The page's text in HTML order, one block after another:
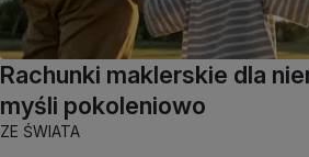
Rachunki maklerskie dla
myśli pokoleniowo
ZE ŚWIATA